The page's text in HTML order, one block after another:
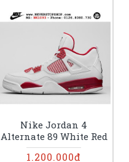
Nike Jordan 4
Alternate 89 White Red
1.200.000đ